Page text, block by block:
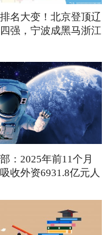
名大变！北京登顶辽
强，宁波成黑马浙江
：2025年前11个月
收外资6931.8亿元人